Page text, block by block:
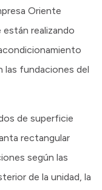
Oriente
realizando
las fundaciones del
de superficie
rectangular
según las
de la unidad, la